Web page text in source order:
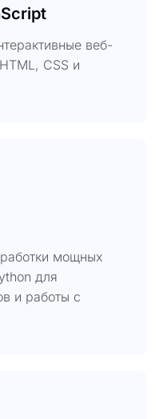
веб-
CSS и
мощных
для
и работы с